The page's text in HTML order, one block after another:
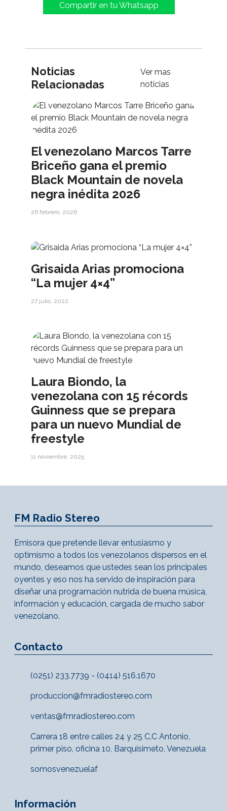
Compartir en tu Whatsapp
Noticias
Relacionadas
Ver mas
noticias
El venezolano Marcos Tarre
Briceño gana el premio
Black Mountain de novela
negra inédita 2026
26 febrero, 2026
Grisaida Arias promociona
“La mujer 4×4”
27 julio, 2022
Laura Biondo, la
venezolana con 15 récords
Guinness que se prepara
para un nuevo Mundial de
freestyle
11 noviembre, 2025
FM Radio Stereo
Emisora que pretende llevar entusiasmo y
optimismo a todos los venezolanos dispersos en el
mundo, deseamos que ustedes sean los principales
oyentes y eso nos ha servido de inspiración para
diseñar una programación nutrida de buena música,
información y educación, cargada de mucho sabor
venezolano.
Contacto
(0251) 233.7739 - (0414) 516.1670
produccion@fmradiostereo.com
ventas@fmradiostereo.com
Carrera 18 entre calles 24 y 25 C.C Antonio,
primer piso, oficina 10, Barquisimeto, Venezuela
somosvenezuelaf
Información